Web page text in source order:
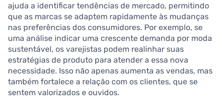
ajuda a identificar tendências de mercado, permitindo
que as marcas se adaptem rapidamente às mudanças
nas preferências dos consumidores. Por exemplo, se
uma análise indicar uma crescente demanda por moda
sustentável, os varejistas podem realinhar suas
estratégias de produto para atender a essa nova
necessidade. Isso não apenas aumenta as vendas, mas
também fortalece a relação com os clientes, que se
sentem valorizados e ouvidos.